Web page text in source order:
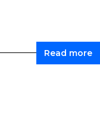
Read more